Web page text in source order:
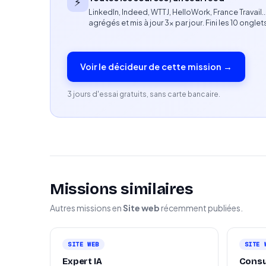
Connaissances des usages professionnels de
Capacité à transmettre des connaissances
Aisance dans l’animation de groupes et de
Profil pédagogue, sérieux et autonome
Capacité à intervenir en présentiel à Paris et
Acceptation d’un accord de confidentialité
LinkedIn, Indeed, WTTJ, HelloWork, France Travail…
agrégés et mis à jour 3× par jour. Fini les 10
Voir le décideur de cette mission →
3 jours d'essai gratuits, sans carte bancaire.
Missions similaires
Autres missions enSite web récemment publiées.
SITE WEB
Expert IA
SITE